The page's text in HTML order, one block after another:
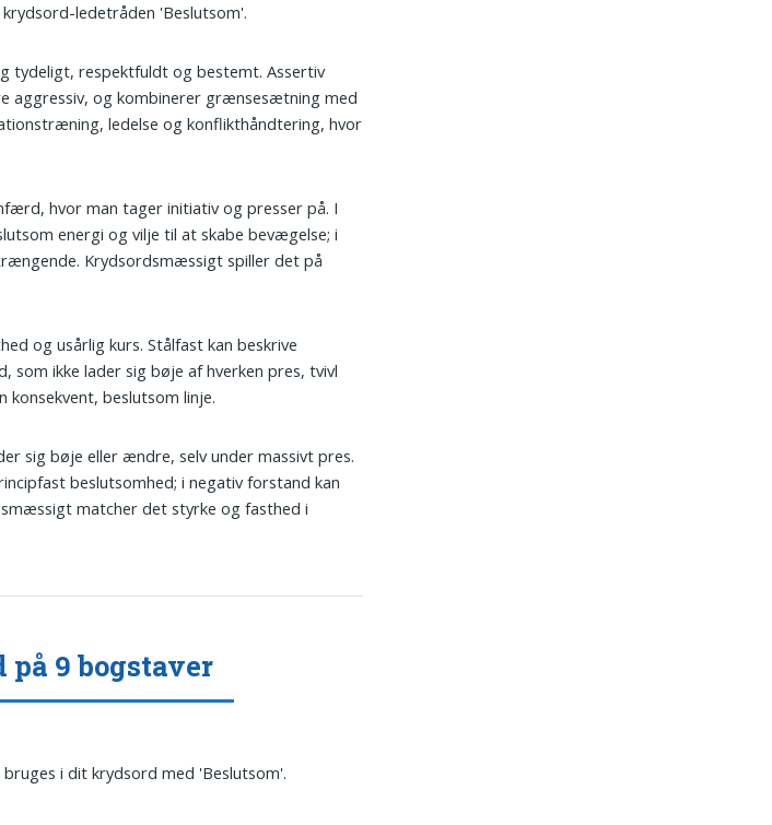
ledetråden 'Beslutsom'.
tydeligt, respektfuldt og bestemt. Assertiv
aggressiv, og kombinerer grænsesætning med
ledelse og konflikthåndtering, hvor
hvor man tager initiativ og presser på. I
energi og vilje til at skabe bevægelse; i
Krydsordsmæssigt spiller det på
og usårlig kurs. Stålfast kan beskrive
som ikke lader sig bøje af hverken pres, tvivl
konsekvent, beslutsom linje.
sig bøje eller ændre, selv under massivt pres.
beslutsomhed; i negativ forstand kan
matcher det styrke og fasthed i
på 9 bogstaver
i dit krydsord med 'Beslutsom'.